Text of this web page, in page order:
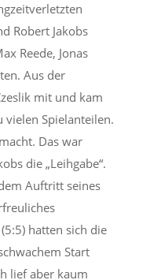
Robert Jakobs
Reede, Jonas
Aus der
mit und kam
vielen Spielanteilen.
Das war
die „Leihgabe“.
Auftritt seines
hatten sich die
Start
lief aber kaum